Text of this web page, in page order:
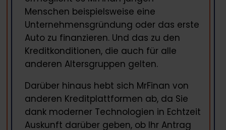
Menschen beispielsweise eine
Unternehmensgründung oder das erste
Auto zu finanzieren. Und das zu den
Kreditkonditionen, die auch für alle
anderen Altersgruppen gelten.
Darüber hinaus hebt sich MrFinan von
anderen Kreditplattformen ab, da Sie
dank moderner Technologien in Echtzeit
Auskunft darüber geben, ob Ihr Antrag